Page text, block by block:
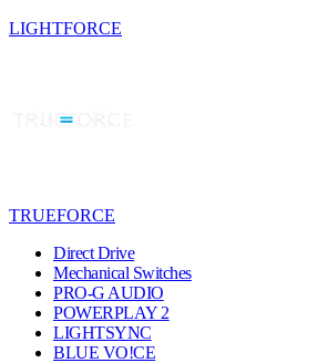
LIGHTFORCE
TRUEFORCE
Direct Drive
Mechanical Switches
PRO-G AUDIO
POWERPLAY 2
LIGHTSYNC
BLUE VO!CE